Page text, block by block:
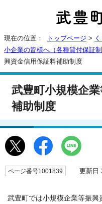
現在の位置： トップページ >
小企業の皆様へ（各種貸付保証制
興資金信用保証料補助制度
武豊町小規模企
補助制度
ページ番号1001839 更新日
武豊町では小規模企業等振興